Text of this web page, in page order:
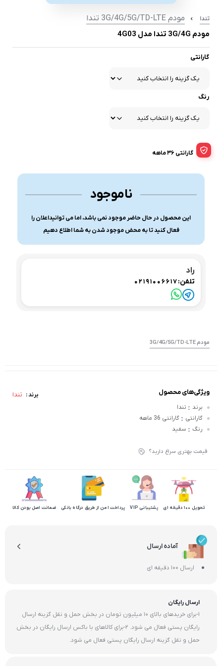
تندا
مودم 3G/4G/5G/TD-LTE تندا
مودم 3G/4G تندا مدل 4G03
گارانتی
رنگ
گارانتی 36 ماهه
ناموجود
این محصول در حال حاضر موجود نمی باشد، اما می توانیداعلان را
فعال کنید تا به محض موجود شدن به شما اطلاع دهیم
راد
تلفن:02191006617
مودم 3G/4G/5G/TD-LTE
برند : تندا ویژگی‌های محصول
برند : تندا
گارانتی : گارانتی 36 ماهه
رنگ : سفید
قیمت بهتری سراغ دارید؟
تحویل 100 دقیقه ای پشتیبانی VIP پرداخت امن از طریق درگاه بانکی ضمانت اصل بودن کالا
آماده ارسال
ارسال 100 دقیقه ای
ارسال رایگان
1-برای خریدهای بالای 10 میلیون تومان در بخش حمل و نقل گزینه ارسال
رایگان پستی فعال می شود. 2-برای کالاهای با باکس ارسال رایگان در بخش
حمل و نقل گزینه ارسال رایگان پستی فعال می شود.